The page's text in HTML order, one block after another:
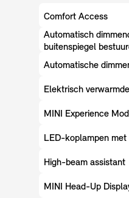
Comfort Access
Automatisch
buitenspiegel
Automatische
Elektrisch
MINI Experience
LED-koplampen
High-beam assistant
MINI Head-Up